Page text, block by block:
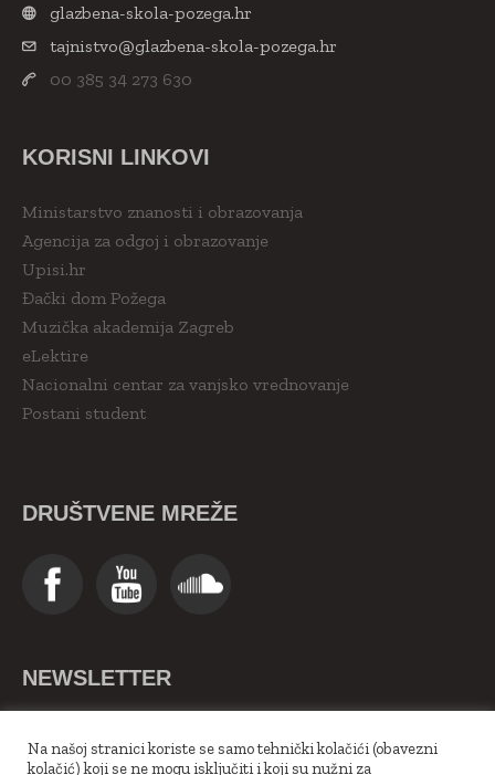
glazbena-skola-pozega.hr
tajnistvo@glazbena-skola-pozega.hr
00 385 34 273 630
KORISNI LINKOVI
Ministarstvo znanosti i obrazovanja
Agencija za odgoj i obrazovanje
Upisi.hr
Đački dom Požega
Muzička akademija Zagreb
eLektire
Nacionalni centar za vanjsko vrednovanje
Postani student
DRUŠTVENE MREŽE
NEWSLETTER
Na našoj stranici koriste se samo tehnički kolačići (obavezni
kolačić) koji se ne mogu isključiti i koji su nužni za